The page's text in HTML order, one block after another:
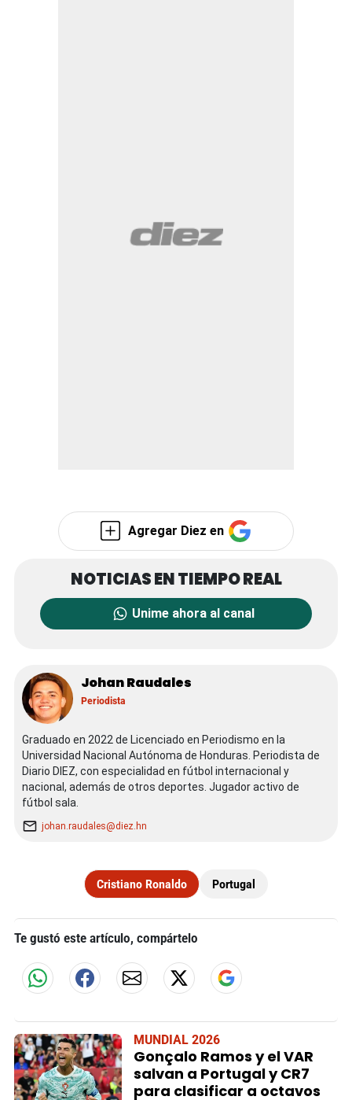
Agregar Diez en
Unime ahora al canal
Johan Raudales
Periodista
Graduado en 2022 de Licenciado en Periodismo en la
Universidad Nacional Autónoma de Honduras. Periodista de
Diario DIEZ, con especialidad en fútbol internacional y
nacional, además de otros deportes. Jugador activo de
fútbol sala.
johan.raudales@diez.hn
Cristiano Ronaldo Portugal
Te gustó este artículo, compártelo
MUNDIAL 2026
Gonçalo Ramos y el VAR
salvan a Portugal y CR7
para clasificar a octavos